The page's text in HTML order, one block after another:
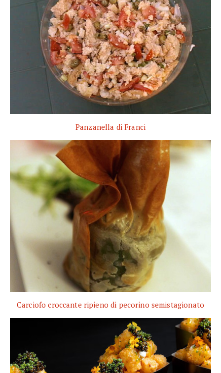
Panzanella di Franci
Carciofo croccante ripieno di pecorino semistagionato